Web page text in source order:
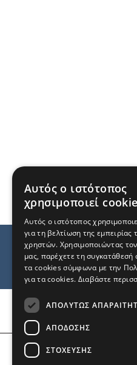
Αριθμός
Αυτός ο ιστότοπος
χρησιμοποιεί
Αυτός ο ιστότοπος
για τη βελτίωση της εμπειρίας
χρηστών. Χρησιμοποιώντας
μας, παρέχετε τη συγκατάθεσή
τα cookies σύμφωνα με την
για τα cookies. Διαβάστε
ΑΠΟΛΎΤΩΣ
ΑΠΌΔΟΣΗΣ
ΣΤΌΧΕΥΣΗΣ